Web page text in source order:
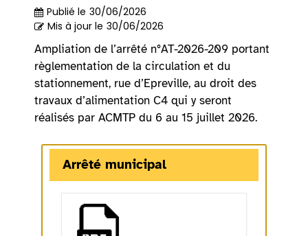
Publié le 30/06/2026
Mis à jour le 30/06/2026
Ampliation de l’arrêté n°AT-2026-209 portant
règlementation de la circulation et du
stationnement, rue d’Epreville, au droit des
travaux d’alimentation C4 qui y seront
réalisés par ACMTP du 6 au 15 juillet 2026.
Arrêté municipal